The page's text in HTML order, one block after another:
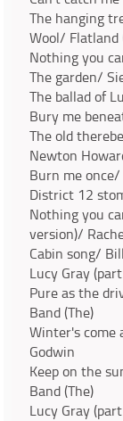
The hanging
Wool/ Flatland
Nothing you
The garden/
The ballad of
Bury me
The old
Newton
Burn me
District 12
Nothing you
version)/
Cabin song/
Lucy Gray
Pure as the
Band (The)
Winter's come
Godwin
Keep on the
Band (The)
Lucy Gray